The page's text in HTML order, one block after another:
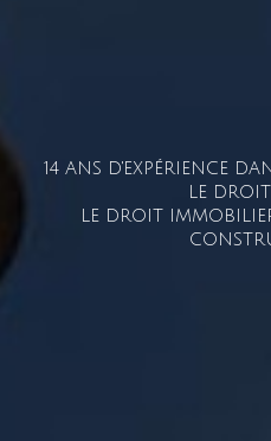
14 ANS D'EXPÉRIENCE
LE
LE DROIT